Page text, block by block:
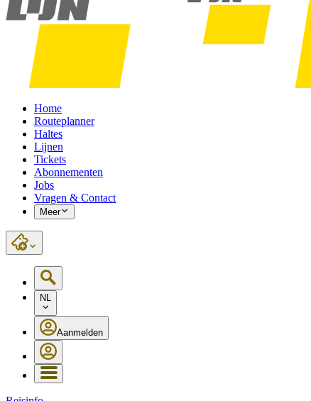
Home
Routeplanner
Haltes
Lijnen
Tickets
Abonnementen
Jobs
Vragen & Contact
Meer
NL
Aanmelden